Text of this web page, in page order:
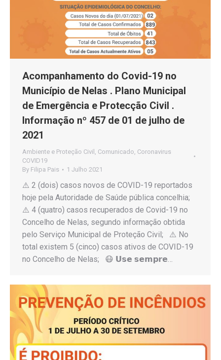
Acompanhamento do Covid-19 no
Município de Nelas . Plano Municipal
de Emergência e Protecção Civil .
Informação nº 457 de 01 de julho de
2021
Ambiente e Proteção Civil Comunicado Coronavirus
COVID19
By Filipa Pais 1 Julho 2021
⚠️ 2 (dois) casos novos de COVID-19 reportados
hoje pela Autoridade de Saúde pública concelhia;
⚠️ 4 (quatro) casos recuperados de Covid-19 no
Concelho de Nelas, segundo informação obtida
pelo Serviço Municipal de Proteção Civil; ⚠️ No
total existem 5 (cinco) casos ativos de COVID-19
no Concelho de Nelas; 😷 𝗨𝘀𝗲 𝘀𝗲𝗺𝗽𝗿𝗲…